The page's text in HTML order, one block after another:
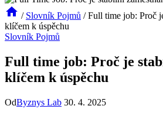
/ Slovník Pojmů / Full time job: Proč
klíčem k úspěchu
Slovník Pojmů
Full time job: Proč je
klíčem k úspěchu
OdByznys Lab 30. 4. 2025